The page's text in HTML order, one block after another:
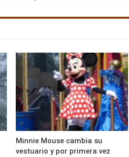
Minnie Mouse cambia su
vestuario y por primera vez